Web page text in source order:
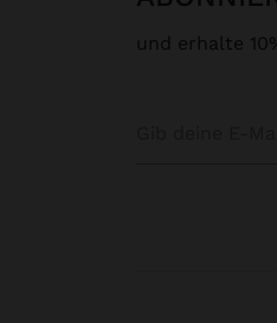
und erhalte